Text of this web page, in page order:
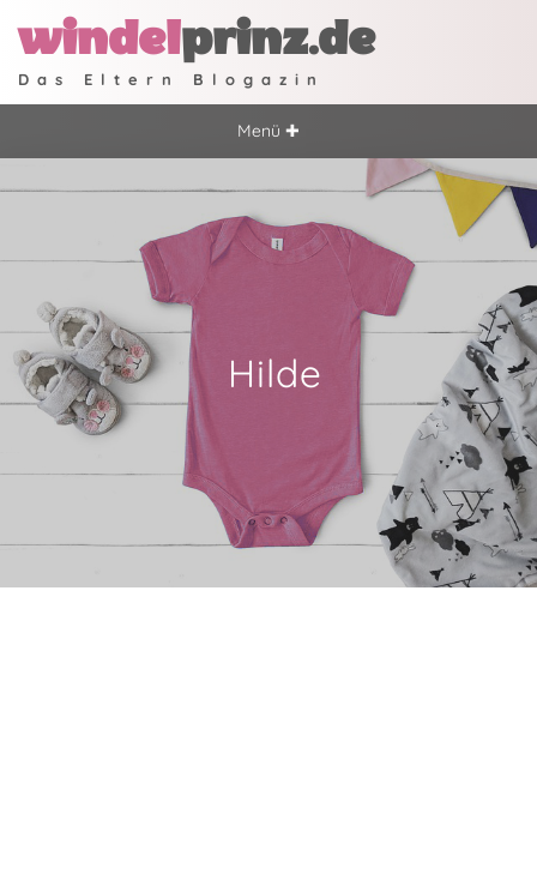
windelprinz.de
Das Eltern Blogazin
Menü ✚
Hilde